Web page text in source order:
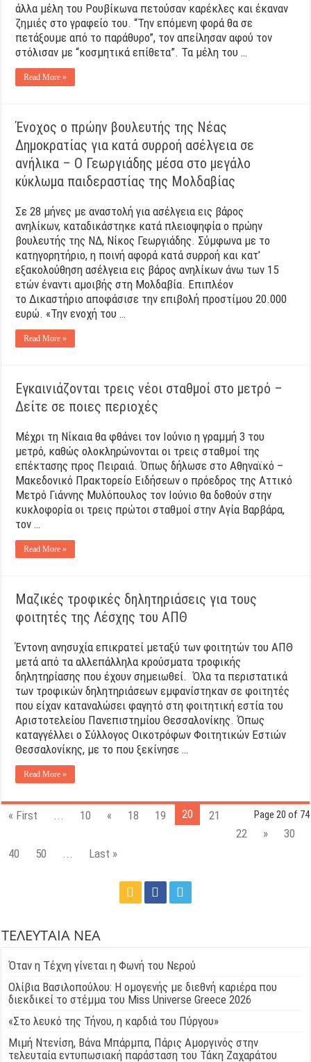
άλλα μέλη του Ρουβίκωνα πετούσαν καρέκλες και έκαναν
ζημιές στο γραφείο του. “Την επόμενη φορά θα σε
πετάξουμε από το παράθυρο”, τον απείλησαν αφού τον
στόλισαν με “κοσμητικά επίθετα”. Τα μέλη του …
Read More »
Ένοχος ο πρώην βουλευτής της Νέας
Δημοκρατίας για κατά συρροή ασέλγεια σε
ανήλικα – Ο Γεωργιάδης μέσα στο μεγάλο
κύκλωμα παιδεραστίας της Μολδαβίας
Σε 28 μήνες με αναστολή για ασέλγεια εις βάρος
ανηλίκων, καταδικάστηκε κατά πλειοψηφία ο πρώην
βουλευτής της ΝΔ, Νίκος Γεωργιάδης. Σύμφωνα με το
κατηγορητήριο, η ποινή αφορά κατά συρροή και κατ’
εξακολούθηση ασέλγεια εις βάρος ανηλίκων άνω των 15
ετών έναντι αμοιβής στη Μολδαβία. Επιπλέον
το Δικαστήριο αποφάσισε την επιβολή προστίμου 20.000
ευρώ. «Την ενοχή του …
Read More »
Εγκαινιάζονται τρεις νέοι σταθμοί στο μετρό –
Δείτε σε ποιες περιοχές
Μέχρι τη Νίκαια θα φθάνει τον Ιούνιο η γραμμή 3 του
μετρό, καθώς ολοκληρώνονται οι τρεις σταθμοί της
επέκτασης προς Πειραιά. Όπως δήλωσε στο Αθηναϊκό –
Μακεδονικό Πρακτορείο Ειδήσεων ο πρόεδρος της Αττικό
Μετρό Γιάννης Μυλόπουλος τον Ιούνιο θα δοθούν στην
κυκλοφορία οι τρεις πρώτοι σταθμοί στην Αγία Βαρβάρα,
τον …
Read More »
Μαζικές τροφικές δηλητηριάσεις για τους
φοιτητές της Λέσχης του ΑΠΘ
Έντονη ανησυχία επικρατεί μεταξύ των φοιτητών του ΑΠΘ
μετά από τα αλλεπάλληλα κρούσματα τροφικής
δηλητηρίασης που έχουν σημειωθεί. Όλα τα περιστατικά
των τροφικών δηλητηριάσεων εμφανίστηκαν σε φοιτητές
που είχαν καταναλώσει φαγητό στη φοιτητική εστία του
Αριστοτελείου Πανεπιστημίου Θεσσαλονίκης. Όπως
καταγγέλλει ο Σύλλογος Οικοτρόφων Φοιτητικών Εστιών
Θεσσαλονίκης, με το που ξεκίνησε …
Read More »
Page 20 of 74
« First 10 « 18 19 20
21
22
»
30
40
50 Last »
ΤΕΛΕΥΤΑΙΑ ΝΕΑ
Όταν η Τέχνη γίνεται η Φωνή του Νερού
Ολίβια Βασιλοπούλου: Η ομογενής με διεθνή καριέρα που
διεκδικεί το στέμμα του Miss Universe Greece 2026
«Στο λευκό της Τήνου, η καρδιά του Πύργου»
Μιμή Ντενίση, Βάνα Μπάρμπα, Πάρις Αμοργινός στην
τελευταία εντυπωσιακή παράσταση του Τάκη Ζαχαράτου